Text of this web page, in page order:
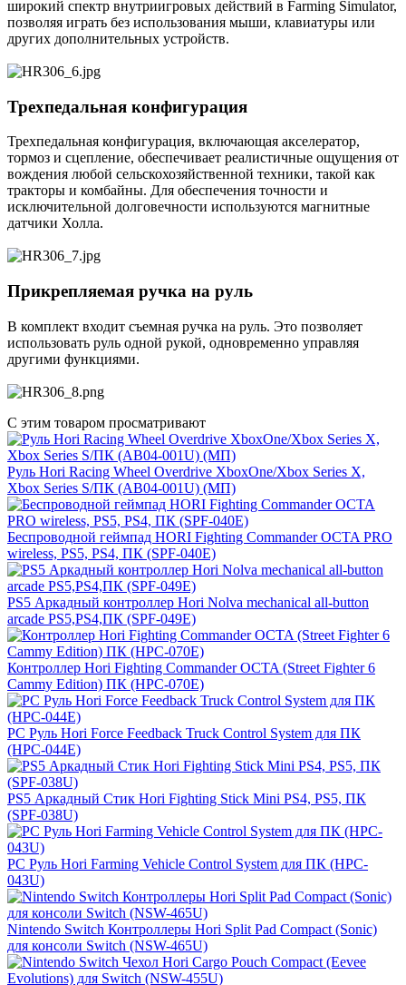
широкий спектр внутриигровых действий в Farming Simulator,
позволяя играть без использования мыши, клавиатуры или
других дополнительных устройств.
Трехпедальная конфигурация
Трехпедальная конфигурация, включающая акселератор,
тормоз и сцепление, обеспечивает реалистичные ощущения от
вождения любой сельскохозяйственной техники, такой как
тракторы и комбайны. Для обеспечения точности и
исключительной долговечности используются магнитные
датчики Холла.
Прикрепляемая ручка на руль
В комплект входит съемная ручка на руль. Это позволяет
использовать руль одной рукой, одновременно управляя
другими функциями.
С этим товаром просматривают
Руль Hori Racing Wheel Overdrive XboxOne/Xbox Series X,
Xbox Series S/ПК (AB04-001U) (МП)
Беспроводной геймпад HORI Fighting Commander OCTA PRO
wireless, PS5, PS4, ПК (SPF-040E)
PS5 Аркадный контроллер Hori Nolva mechanical all-button
arcade PS5,PS4,ПК (SPF-049E)
Контроллер Hori Fighting Commander OCTA (Street Fighter 6
Cammy Edition) ПК (HPC-070E)
PС Руль Hori Force Feedback Truck Control System для ПК
(HPC-044E)
PS5 Аркадный Стик Hori Fighting Stick Mini PS4, PS5, ПК
(SPF-038U)
PС Руль Hori Farming Vehicle Control System для ПК (HPC-
043U)
Nintendo Switch Контроллеры Hori Split Pad Compact (Sonic)
для консоли Switch (NSW-465U)